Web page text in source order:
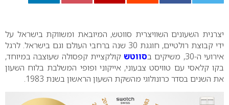
יצרנית השעונים השוויצרית סווטש, המיובאת ומשווקת בישראל על
ידי קבוצת רולטיים, חוגגת 30 שנה ברחבי העולם וגם בישראל. לרגל
אירועי ה-30, משיקים ב
סווטש קולקציית קפסולה שעוצבה במיוחד,
בקו קלאסי עם טוויסט צבעוני, אייקוני ופופי המשלבת בלוח השעון
את השנים בסדר כרונולוגי מהשקת השעון הראשון בשנת 1983.